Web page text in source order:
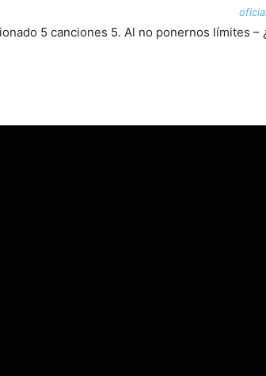
5 canciones 5. Al no ponernos límites